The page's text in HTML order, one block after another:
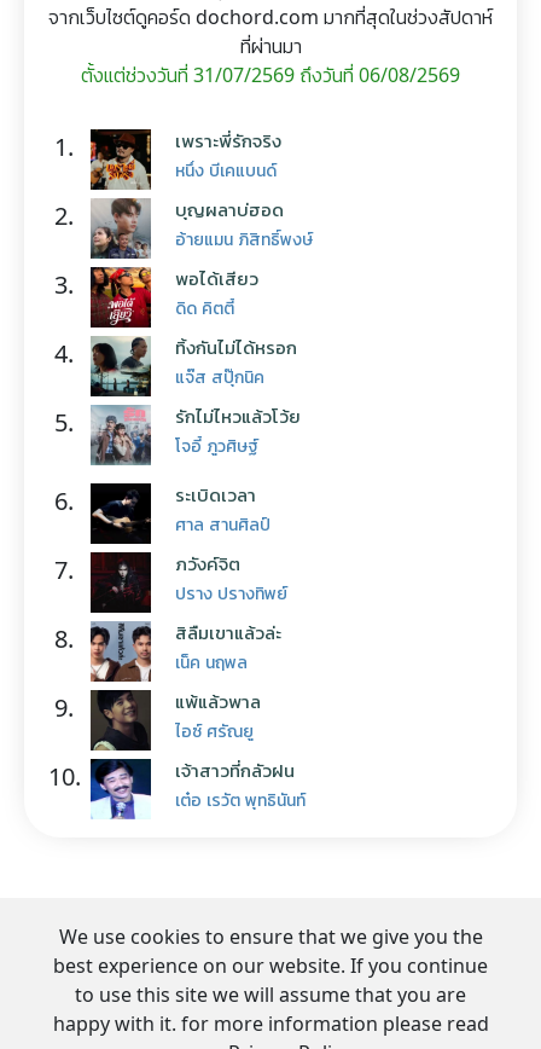
จากเว็บไซต์ดูคอร์ด dochord.com มากที่สุดในช่วงสัปดาห์
ที่ผ่านมา
ตั้งแต่ช่วงวันที่ 31/07/2569 ถึงวันที่ 06/08/2569
1. เพราะพี่รักจริง
หนึ่ง บีเคแบนด์
2. บุญผลาบ่ฮอด
อ้ายแมน ภิสิทธิ์พงษ์
3. พอได้เสียว
ดิด คิตตี้
4. ทิ้งกันไม่ได้หรอก
แจ๊ส สปุ๊กนิค
5. รักไม่ไหวแล้วโว้ย
โจอี้ ภูวศิษฐ์
6. ระเบิดเวลา
ศาล สานศิลป์
7. ภวังค์จิต
ปราง ปรางทิพย์
8. สิลืมเขาแล้วล่ะ
เน็ค นฤพล
9. แพ้แล้วพาล
ไอซ์ ศรัณยู
10. เจ้าสาวที่กลัวฝน
เต๋อ เรวัต พุทธินันท์
We use cookies to ensure that we give you the
best experience on our website. If you continue
to use this site we will assume that you are
happy with it. for more information please read